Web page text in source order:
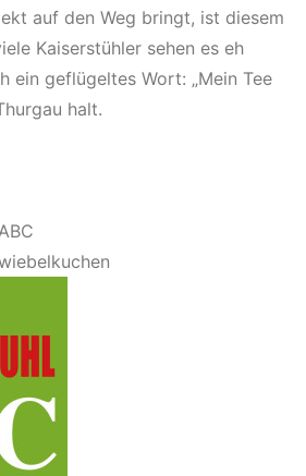
auf den Weg bringt, ist diesem
Kaiserstühler sehen es eh
ein geflügeltes Wort: „Mein Tee
halt.